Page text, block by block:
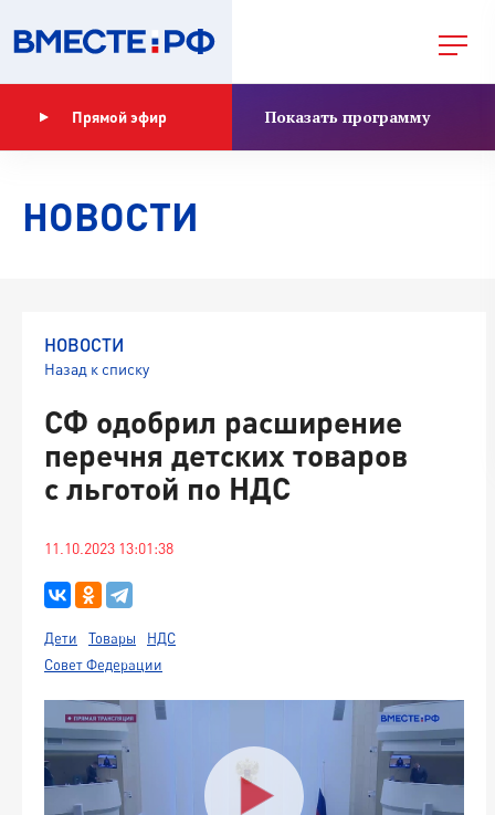
Прямой эфир Показать программу
НОВОСТИ
НОВОСТИ
Назад к списку
СФ одобрил расширение
перечня детских товаров
с льготой по НДС
11.10.2023 13:01:38
Дети Товары
НДС
Совет Федерации